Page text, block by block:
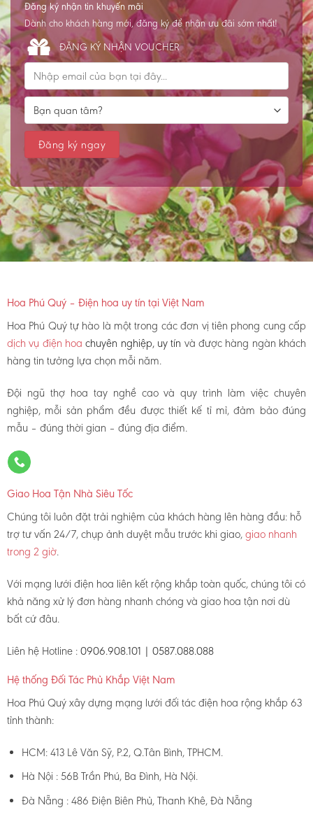
Đăng ký nhận tin khuyến mãi
Dành cho khách hàng mới, đăng ký để nhận ưu đãi sớm nhất!
ĐĂNG KÝ NHẬN VOUCHER
Hoa Phú Quý – Điện hoa uy tín tại Việt Nam
Hoa Phú Quý tự hào là một trong các đơn vị tiên phong cung cấp
dịch vụ điện hoachuyên nghiệp, uy tín và được hàng ngàn khách
hàng tin tưởng lựa chọn mỗi năm.
Đội ngũ thợ hoa tay nghề cao và quy trình làm việc chuyên
nghiệp, mỗi sản phẩm đều được thiết kế tỉ mỉ, đảm bảo đúng
mẫu – đúng thời gian – đúng địa điểm.
Giao Hoa Tận Nhà Siêu Tốc
Chúng tôi luôn đặt trải nghiệm của khách hàng lên hàng đầu: hỗ
trợ tư vấn 24/7, chụp ảnh duyệt mẫu trước khi giao,giao nhanh
trong 2 giờ.
Với mạng lưới điện hoa liên kết rộng khắp toàn quốc, chúng tôi có
khả năng xử lý đơn hàng nhanh chóng và giao hoa tận nơi dù
bất cứ đâu.
Liên hệ Hotline : 0906.908.101 | 0587.088.088
Hệ thống Đối Tác Phủ Khắp Việt Nam
Hoa Phú Quý xây dựng mạng lưới đối tác điện hoa rộng khắp 63
tỉnh thành:
HCM: 413 Lê Văn Sỹ, P.2, Q.Tân Bình, TPHCM.
Hà Nội : 56B Trần Phú, Ba Đình, Hà Nội.
Đà Nẵng : 486 Điện Biên Phủ, Thanh Khê, Đà Nẵng